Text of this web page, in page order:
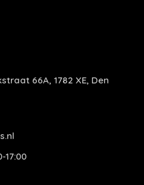
66A, 1782 XE, Den
17:00